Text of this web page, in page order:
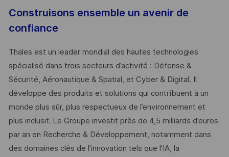
Construisons ensemble un avenir de
confiance
Thales est un leader mondial des hautes technologies
spécialisé dans trois secteurs d’activité : Défense &
Sécurité, Aéronautique & Spatial, et Cyber & Digital. Il
développe des produits et solutions qui contribuent à un
monde plus sûr, plus respectueux de l’environnement et
plus inclusif. Le Groupe investit près de 4,5 milliards d’euros
par an en Recherche & Développement, notamment dans
des domaines clés de l’innovation tels que l’IA, la